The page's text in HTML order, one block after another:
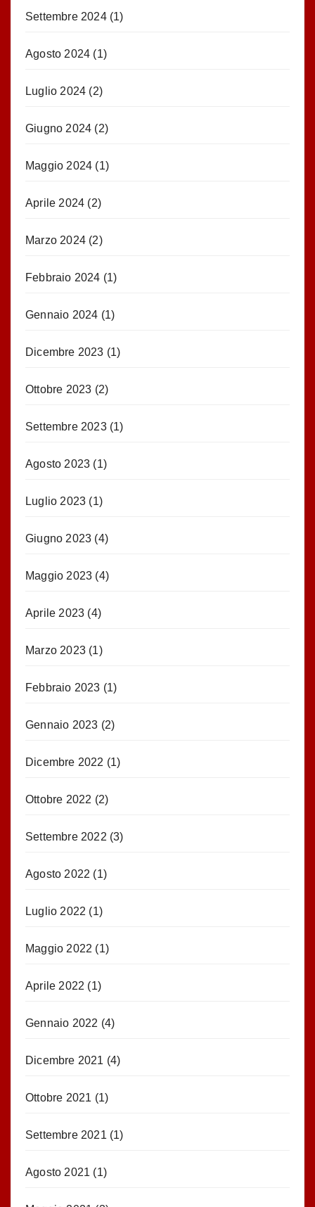
Settembre 2024(1)
Agosto 2024 (1)
Luglio 2024 (2)
Giugno 2024 (2)
Maggio 2024 (1)
Aprile 2024 (2)
Marzo 2024 (2)
Febbraio 2024 (1)
Gennaio 2024 (1)
Dicembre 2023 (1)
Ottobre 2023 (2)
Settembre 2023(1)
Agosto 2023 (1)
Luglio 2023 (1)
Giugno 2023 (4)
Maggio 2023 (4)
Aprile 2023 (4)
Marzo 2023 (1)
Febbraio 2023 (1)
Gennaio 2023 (2)
Dicembre 2022 (1)
Ottobre 2022 (2)
Settembre 2022 (3)
Agosto 2022 (1)
Luglio 2022 (1)
Maggio 2022 (1)
Aprile 2022 (1)
Gennaio 2022 (4)
Dicembre 2021 (4)
Ottobre 2021 (1)
Settembre 2021 (1)
Agosto 2021 (1)